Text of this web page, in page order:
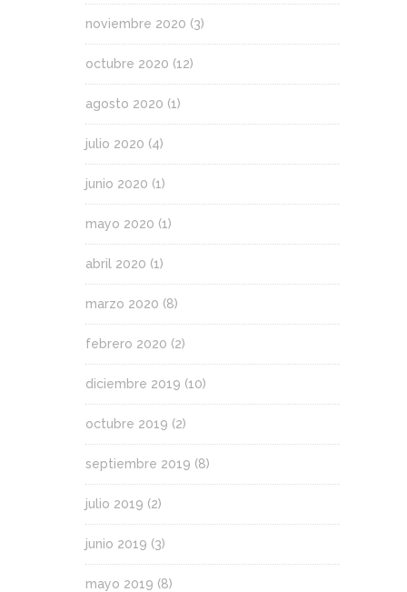
noviembre 2020 (3)
octubre 2020 (12)
agosto 2020 (1)
julio 2020 (4)
junio 2020 (1)
mayo 2020 (1)
abril 2020 (1)
marzo 2020 (8)
febrero 2020 (2)
diciembre 2019 (10)
octubre 2019 (2)
septiembre 2019 (8)
julio 2019 (2)
junio 2019 (3)
mayo 2019 (8)